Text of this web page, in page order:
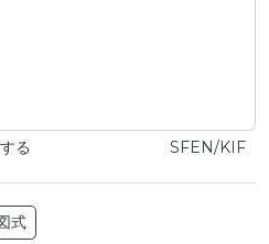
る SFEN/KIF
式